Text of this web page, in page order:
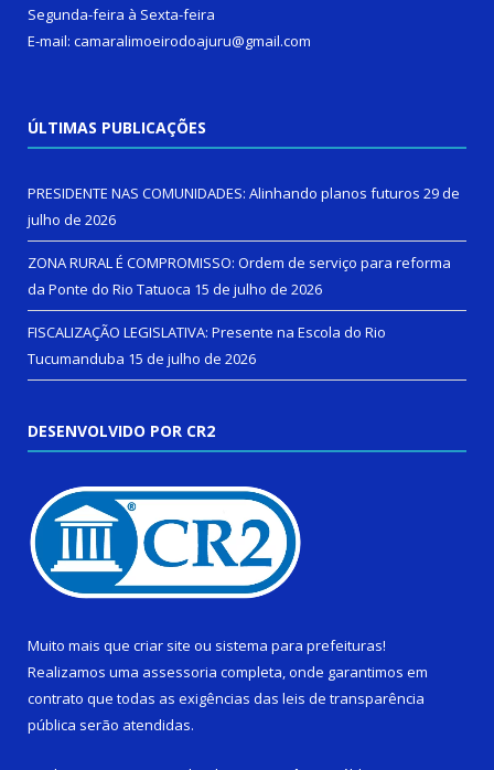
Segunda-feira à Sexta-feira
E-mail: camaralimoeirodoajuru@gmail.com
ÚLTIMAS PUBLICAÇÕES
PRESIDENTE NAS COMUNIDADES: Alinhando planos futuros 29 de
julho de 2026
ZONA RURAL É COMPROMISSO: Ordem de serviço para reforma
da Ponte do Rio Tatuoca 15 de julho de 2026
FISCALIZAÇÃO LEGISLATIVA: Presente na Escola do Rio
Tucumanduba 15 de julho de 2026
DESENVOLVIDO POR CR2
Muito mais que criar site ou sistema para prefeituras!
Realizamos uma assessoria completa, onde garantimos em
contrato que todas as exigências das leis de transparência
pública serão atendidas.